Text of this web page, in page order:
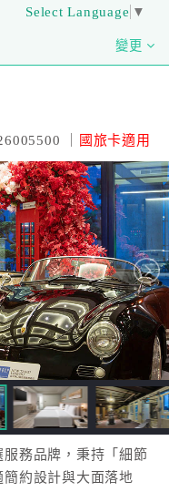
Select Language ▼
變更
｜
國旅卡適用
務品牌，秉持「細節
約設計與大面落地